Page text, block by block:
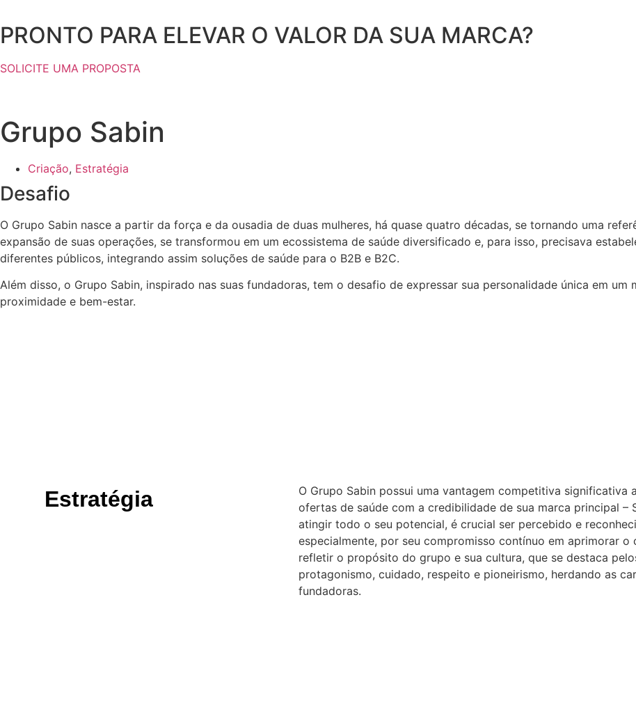
para
oPRONTO PARA ELEVAR O VALOR DA SUA MARCA?
SOLICITE UMA PROPOSTA
Grupo Sabin
Criação, Estratégia
Desafio
O Grupo Sabin nasce a partir da força e da ousadia de duas mulheres, há quase quatro décadas, se tornando uma
expansão de suas operações, se transformou em um ecossistema de saúde diversificado e, para isso, precisava
diferentes públicos, integrando assim soluções de saúde para o B2B e B2C.
Além disso, o Grupo Sabin, inspirado nas suas fundadoras, tem o desafio de expressar sua personalidade única em
proximidade e bem-estar.
Estratégia
O Grupo Sabin possui uma vantagem competitiva
ofertas de saúde com a credibilidade de sua marca principal –
atingir todo o seu potencial, é crucial ser percebido e
especialmente, por seu compromisso contínuo em aprimorar
refletir o propósito do grupo e sua cultura, que se destaca
protagonismo, cuidado, respeito e pioneirismo, herdando as
fundadoras.